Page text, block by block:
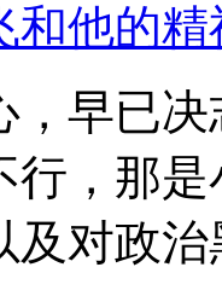
和他的
，早已
行，那
及对政